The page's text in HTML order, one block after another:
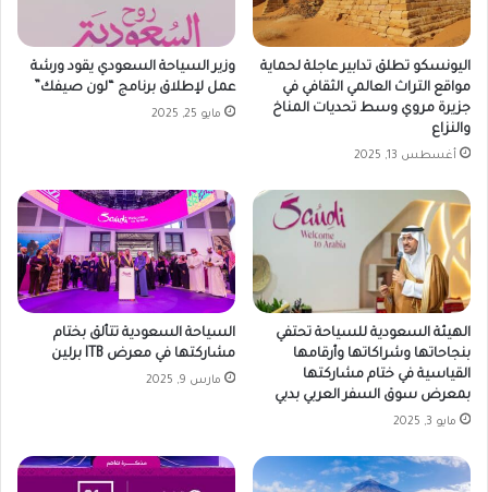
اليونسكو تطلق تدابير عاجلة لحماية
مواقع التراث العالمي الثقافي في
جزيرة مروي وسط تحديات المناخ
والنزاع
أغسطس 13, 2025
وزير السياحة السعودي يقود ورشة
عمل لإطلاق برنامج “لون صيفك”
مايو 25, 2025
الهيئة السعودية للسياحة تحتفي
بنجاحاتها وشراكاتها وأرقامها
القياسية في ختام مشاركتها
بمعرض سوق السفر العربي بدبي
مايو 3, 2025
السياحة السعودية تتألق بختام
مشاركتها في معرض ITB برلين
مارس 9, 2025